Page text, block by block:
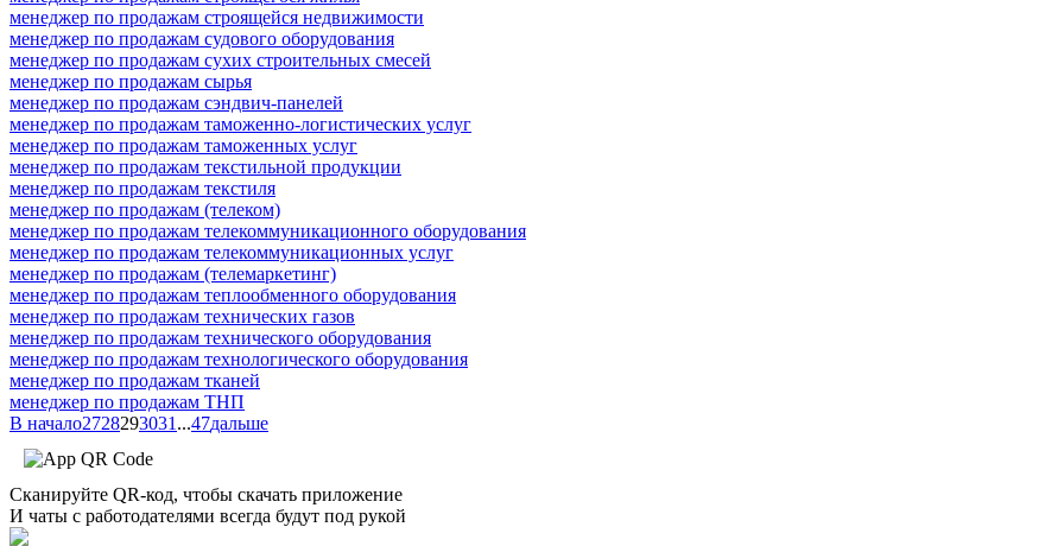
менеджер по продажам строящейся недвижимости
менеджер по продажам судового оборудования
менеджер по продажам сухих строительных смесей
менеджер по продажам сырья
менеджер по продажам сэндвич-панелей
менеджер по продажам таможенно-логистических услуг
менеджер по продажам таможенных услуг
менеджер по продажам текстильной продукции
менеджер по продажам текстиля
менеджер по продажам (телеком)
менеджер по продажам телекоммуникационного оборудования
менеджер по продажам телекоммуникационных услуг
менеджер по продажам (телемаркетинг)
менеджер по продажам теплообменного оборудования
менеджер по продажам технических газов
менеджер по продажам технического оборудования
менеджер по продажам технологического оборудования
менеджер по продажам тканей
менеджер по продажам ТНП
В начало2728293031 ...47дальше
Сканируйте QR-код, чтобы скачать приложение
И чаты с работодателями всегда будут под рукой